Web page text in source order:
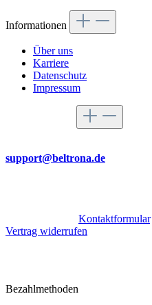
Informationen
Über uns
Karriere
Datenschutz
Impressum
support@beltrona.de
Kontaktformular.
Vertrag widerrufen
Bezahlmethoden